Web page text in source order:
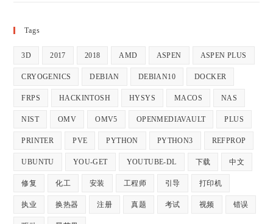
Tags
3D 2017 2018 AMD ASPEN ASPEN PLUS
CRYOGENICS DEBIAN DEBIAN10 DOCKER
FRPS HACKINTOSH HYSYS MACOS NAS
NIST OMV OMV5 OPENMEDIAVAULT PLUS
PRINTER PVE PYTHON PYTHON3 REFPROP
UBUNTU YOU-GET YOUTUBE-DL 下载 中文
修复 化工 安装 工程师 引导 打印机
执业 换热器 注册 真题 考试 视频 错误